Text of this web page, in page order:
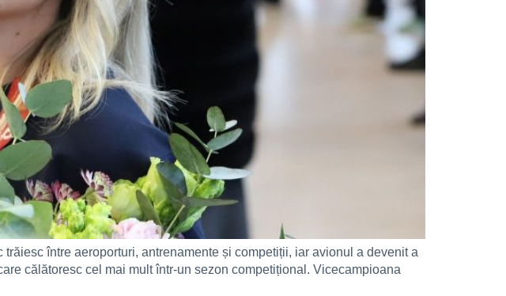
între aeroporturi, antrenamente și competiții, iar avionul a devenit a
călătoresc cel mai mult într-un sezon competițional. Vicecampioana